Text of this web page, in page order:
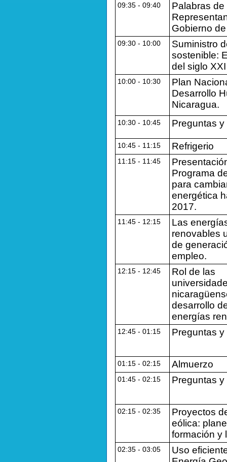
09:35 ‐ 09:40
Palabras de
Gobierno
09:30 ‐ 10:00
Suministro
sostenible:
del siglo XXI
10:00 ‐ 10:30
Plan
Desarrollo
Nicaragua.
10:30 ‐ 10:45 Preguntas
10:45 ‐ 11:15 Refrigerio
11:15 ‐ 11:45
Programa
para
energética
2017.
11:45 ‐ 12:15
Las
renovables
de
empleo.
12:15 ‐ 12:45
Rol de las
desarrollo
energías
12:45 - 01:15 Preguntas
01:15 - 02:15 Almuerzo
01:45 - 02:15 Preguntas
02:15 ‐ 02:35
Proyectos
eólica:
formación y
02:35 ‐ 03:05
Uso